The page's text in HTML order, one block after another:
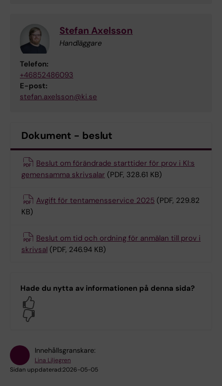
Stefan Axelsson
Handläggare
Telefon:
+46852486093
E-post:
stefan.axelsson@ki.se
Dokument - beslut
Beslut om förändrade starttider för prov i KI:s
gemensamma skrivsalar (PDF, 328.61 KB)
Avgift för tentamensservice 2025 (PDF, 229.82
KB)
Beslut om tid och ordning för anmälan till prov i
skrivsal (PDF, 246.94 KB)
Hade du nytta av informationen på denna sida?
Innehållsgranskare:
Lina Liljegren
Sidan uppdaterad:2026-05-05